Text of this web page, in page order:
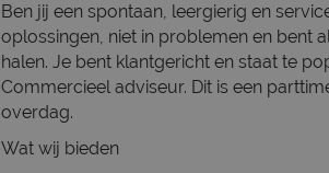
Ben jij een spontaan, leergierig en
oplossingen, niet in problemen en bent
halen. Je bent klantgericht en staat te
Commercieel adviseur. Dit is een
overdag.
Wat wij bieden